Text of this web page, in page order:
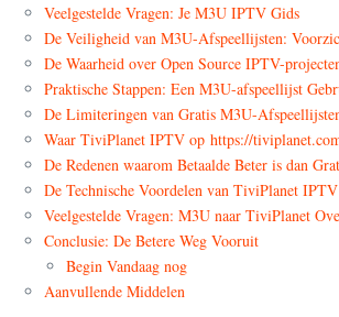
Veelgestelde Vragen: Je M3U IPTV Gids
De Veiligheid van M3U-Afspeellijsten:
De Waarheid over Open Source IPTV-
Praktische Stappen: Een M3U-afspeellijst
De Limiteringen van Gratis M3U-
Waar TiviPlanet IPTV op https://
De Redenen waarom Betaalde Beter is dan
De Technische Voordelen van TiviPlanet IPTV
Veelgestelde Vragen: M3U naar TiviPlanet
Conclusie: De Betere Weg Vooruit
Begin Vandaag nog
Aanvullende Middelen